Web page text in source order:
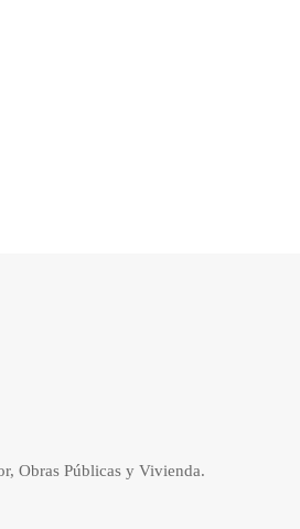
Obras Públicas y Vivienda.